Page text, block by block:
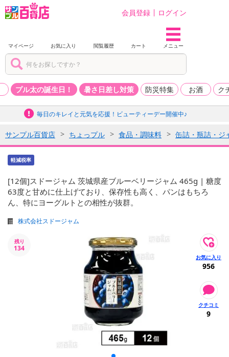
会員登録 ログイン
マイページ お気に入り 閲覧履歴 カート メニュー
プル太の誕生日！ 暑さ日差し対策 防災特集 お酒 ク
毎日のキレイと元気を応援！ビューティーデー開催中♪
サンプル百貨店 ちょっプル 食品・調味料 缶詰・瓶詰・ジ
軽減税率
[12個]スドージャム 茨城県産ブルーベリージャム 465g | 糖度
63度と甘めに仕上げており、保存性も高く、パンはもちろ
ん、特にヨーグルトとの相性が抜群。
株式会社スドージャム
残り
134
956
9